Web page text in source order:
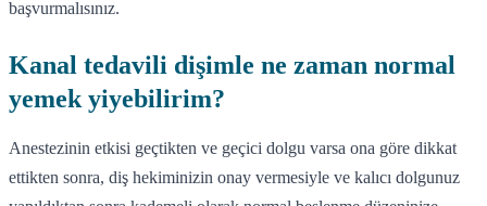
başvurmalısınız.
Kanal tedavili dişimle ne zaman normal
yemek yiyebilirim?
Anestezinin etkisi geçtikten ve geçici dolgu varsa ona göre dikkat
ettikten sonra, diş hekiminizin onay vermesiyle ve kalıcı dolgunuz